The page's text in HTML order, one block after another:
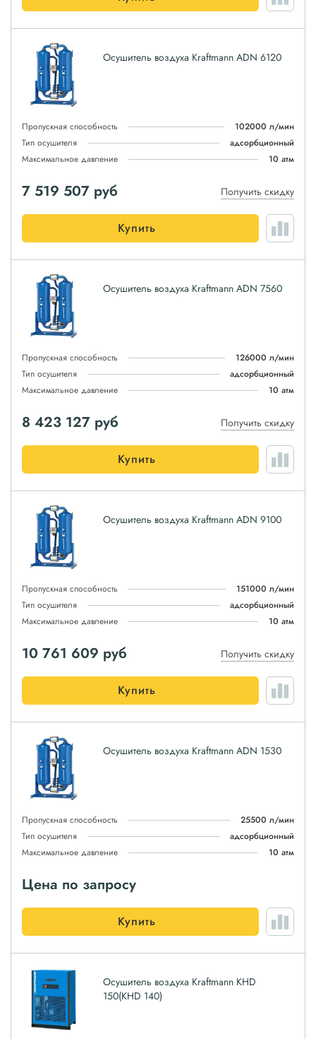
Осушитель воздуха Kraftmann ADN 6120
Пропускная способность
102000 л/мин
Тип осушителя
адсорбционный
Максимальное давление
10 атм
7 519 507 руб Получить скидку
Купить
Осушитель воздуха Kraftmann ADN 7560
Пропускная способность
126000 л/мин
Тип осушителя
адсорбционный
Максимальное давление
10 атм
8 423 127 руб Получить скидку
Купить
Осушитель воздуха Kraftmann ADN 9100
Пропускная способность
151000 л/мин
Тип осушителя
адсорбционный
Максимальное давление
10 атм
10 761 609 руб Получить скидку
Купить
Осушитель воздуха Kraftmann ADN 1530
Пропускная способность
25500 л/мин
Тип осушителя
адсорбционный
Максимальное давление
10 атм
Цена по запросу
Купить
Осушитель воздуха Kraftmann KHD
150(KHD 140)